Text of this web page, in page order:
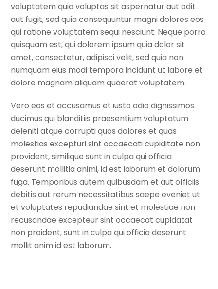
voluptatem quia voluptas sit aspernatur aut odit
aut fugit, sed quia consequuntur magni dolores eos
qui ratione voluptatem sequi nesciunt. Neque porro
quisquam est, qui dolorem ipsum quia dolor sit
amet, consectetur, adipisci velit, sed quia non
numquam eius modi tempora incidunt ut labore et
dolore magnam aliquam quaerat voluptatem.
Vero eos et accusamus et iusto odio dignissimos
ducimus qui blanditiis praesentium voluptatum
deleniti atque corrupti quos dolores et quas
molestias excepturi sint occaecati cupiditate non
provident, similique sunt in culpa qui officia
deserunt mollitia animi, id est laborum et dolorum
fuga. Temporibus autem quibusdam et aut officiis
debitis aut rerum necessitatibus saepe eveniet ut
et voluptates repudiandae sint et molestiae non
recusandae excepteur sint occaecat cupidatat
non proident, sunt in culpa qui officia deserunt
mollit anim id est laborum.